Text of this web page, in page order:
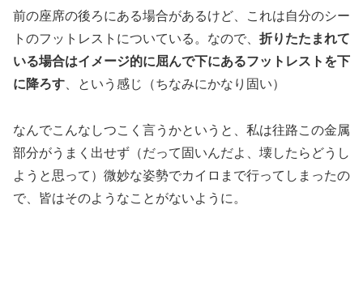
前の座席の後ろにある場合があるけど、これは自分のシー
トのフットレストについている。なので、 折りたたまれて
いる場合はイメージ的に屈んで下にあるフットレストを下
に降ろす 、という感じ（ちなみにかなり固い）
なんでこんなしつこく言うかというと、私は往路この金属
部分がうまく出せず（だって固いんだよ、壊したらどうし
ようと思って）微妙な姿勢でカイロまで行ってしまったの
で、皆はそのようなことがないように。